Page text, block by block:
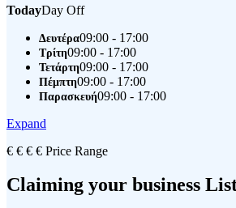
TodayDay Off
Δευτέρα09:00 - 17:00
Τρίτη09:00 - 17:00
Τετάρτη09:00 - 17:00
Πέμπτη09:00 - 17:00
Παρασκευή09:00 - 17:00
Expand
€ € € € Price Range
Claiming your business